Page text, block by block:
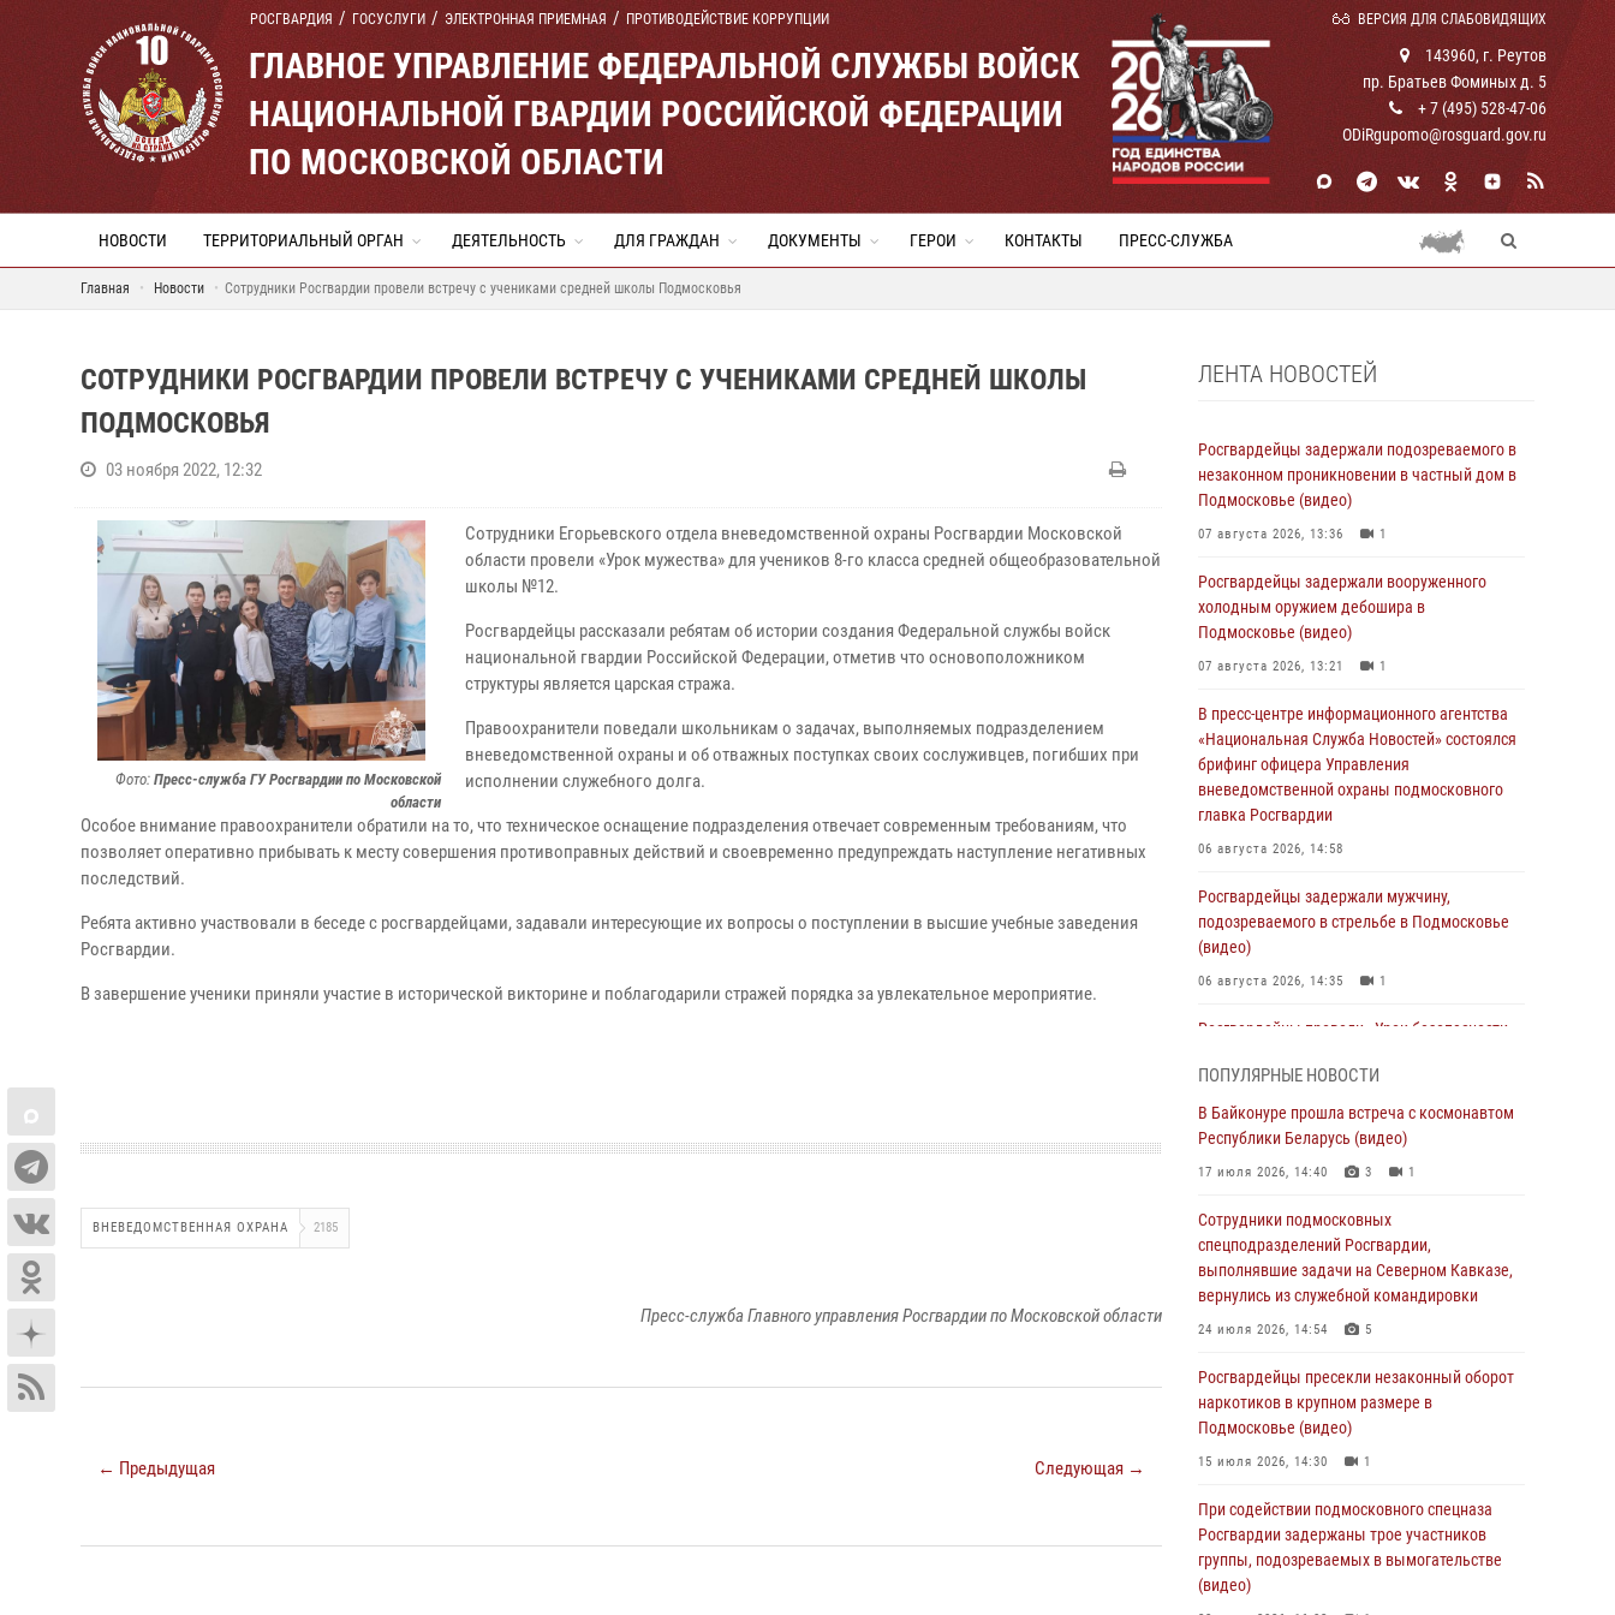
РОСГВАРДИЯ ГОСУСЛУГИ ЭЛЕКТРОННАЯ ПРИЕМНАЯ ПРОТИВОДЕЙСТВИЕ КОРРУПЦИИ ВЕРСИЯ ДЛЯ СЛАБОВИДЯЩИХ
ГЛАВНОЕ УПРАВЛЕНИЕ ФЕДЕРАЛЬНОЙ СЛУЖБЫ ВОЙСК
НАЦИОНАЛЬНОЙ ГВАРДИИ РОССИЙСКОЙ ФЕДЕРАЦИИ
ПО МОСКОВСКОЙ ОБЛАСТИ
143960, г. Реутов
пр. Братьев Фоминых д. 5
+ 7 (495) 528-47-06
ODiRgupomo@rosguard.gov.ru
НОВОСТИ ТЕРРИТОРИАЛЬНЫЙ ОРГАН ДЕЯТЕЛЬНОСТЬ ДЛЯ ГРАЖДАН ДОКУМЕНТЫ ГЕРОИ КОНТАКТЫ ПРЕСС-СЛУЖБА
Главная Новости Сотрудники Росгвардии провели встречу с учениками средней школы Подмосковья
СОТРУДНИКИ РОСГВАРДИИ ПРОВЕЛИ ВСТРЕЧУ С УЧЕНИКАМИ СРЕДНЕЙ ШКОЛЫ
ПОДМОСКОВЬЯ
03 ноября 2022, 12:32
Фото: Пресс-служба ГУ Росгвардии по Московской
области
Сотрудники Егорьевского отдела вневедомственной охраны Росгвардии Московской
области провели «Урок мужества» для учеников 8-го класса средней общеобразовательной
школы №12.
Росгвардейцы рассказали ребятам об истории создания Федеральной службы войск
национальной гвардии Российской Федерации, отметив что основоположником
структуры является царская стража.
Правоохранители поведали школьникам о задачах, выполняемых подразделением
вневедомственной охраны и об отважных поступках своих сослуживцев, погибших при
исполнении служебного долга.
Особое внимание правоохранители обратили на то, что техническое оснащение подразделения отвечает современным требованиям, что
позволяет оперативно прибывать к месту совершения противоправных действий и своевременно предупреждать наступление негативных
последствий.
Ребята активно участвовали в беседе с росгвардейцами, задавали интересующие их вопросы о поступлении в высшие учебные заведения
Росгвардии.
В завершение ученики приняли участие в исторической викторине и поблагодарили стражей порядка за увлекательное мероприятие.
ВНЕВЕДОМСТВЕННАЯ ОХРАНА 2185
Пресс-служба Главного управления Росгвардии по Московской области
← Предыдущая Следующая →
ЛЕНТА НОВОСТЕЙ
Росгвардейцы задержали подозреваемого в
незаконном проникновении в частный дом в
Подмосковье (видео)
07 августа 2026, 13:36 1
Росгвардейцы задержали вооруженного
холодным оружием дебошира в
Подмосковье (видео)
07 августа 2026, 13:21 1
В пресс-центре информационного агентства
«Национальная Служба Новостей» состоялся
брифинг офицера Управления
вневедомственной охраны подмосковного
главка Росгвардии
06 августа 2026, 14:58
Росгвардейцы задержали мужчину,
подозреваемого в стрельбе в Подмосковье
(видео)
06 августа 2026, 14:35 1
Росгвардейцы провели «Урок безопасности»
При содействии подмосковного спецназа
Росгвардии задержаны подозреваемые в
изготовлении поддельных документов
05 августа 2026, 15:48 1
Сотрудники спецподразделения
отработали навыки огневой подготовки на
04 августа 2026, 12:21
выезжали по сигналам «Тревога» с
охраняемых объектов в Подмосковье
04 августа 2026, 12:15
ПОПУЛЯРНЫЕ НОВОСТИ
В Байконуре прошла встреча с космонавтом
Республики Беларусь (видео)
17 июля 2026, 14:40 3 1
Сотрудники подмосковных
спецподразделений Росгвардии,
выполнявшие задачи на Северном Кавказе,
вернулись из служебной командировки
24 июля 2026, 14:54 5
Росгвардейцы пресекли незаконный оборот
наркотиков в крупном размере в
Подмосковье (видео)
15 июля 2026, 14:30 1
При содействии подмосковного спецназа
Росгвардии задержаны трое участников
группы, подозреваемых в вымогательстве
(видео)